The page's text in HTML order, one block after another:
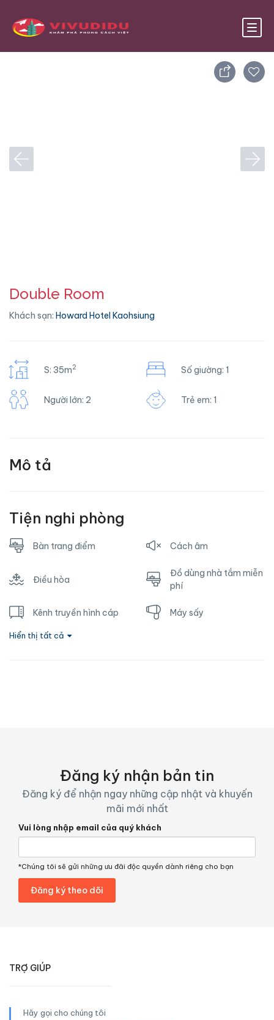
Double Room
Khách sạn: Howard Hotel Kaohsiung
S: 35m2 Số giường: 1
Người lớn: 2 Trẻ em: 1
Mô tả
Tiện nghi phòng
Bàn trang điểm Cách âm
Điều hòa
Đồ dùng nhà tắm miễn
phí
Kênh truyền hình cáp Máy sấy
Nhà vệ sinh
Hiển thị tất cả
Đăng ký nhận bản tin
Đăng ký để nhận ngay những cập nhật và khuyến
mãi mới nhất
Vui lòng nhập email của quý khách
*Chúng tôi sẽ gửi những ưu đãi độc quyền dành riêng cho bạn
TRỢ GIÚP
Hãy gọi cho chúng tôi